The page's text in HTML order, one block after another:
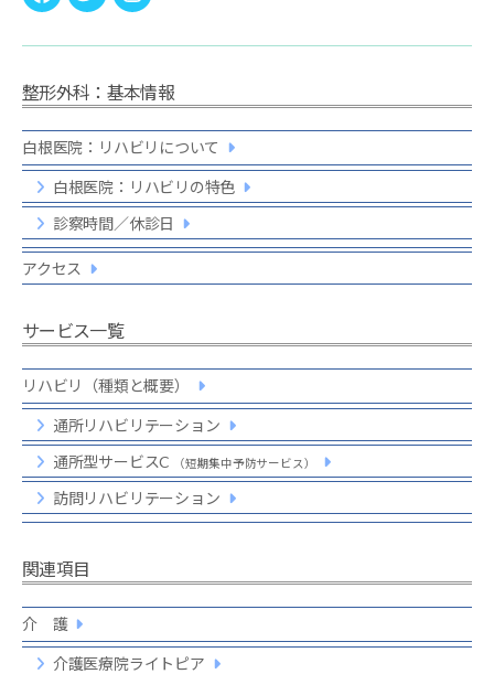
整形外科：基本情報
白根医院：リハビリについて
白根医院：リハビリの特色
診察時間／休診日
アクセス
サービス一覧
リハビリ（種類と概要）
通所リハビリテーション
通所型サービスC
（短期集中予防サービス）
訪問リハビリテーション
関連項目
介 護
介護医療院ライトピア